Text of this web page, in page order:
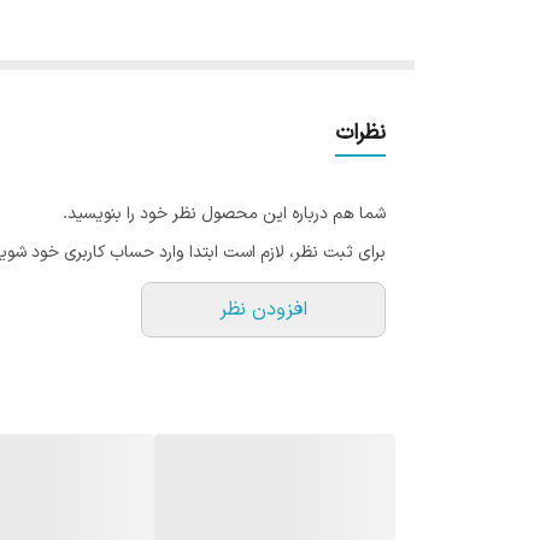
نظرات
شما هم درباره این محصول نظر خود را بنویسید.
برای ثبت نظر، لازم است ابتدا وارد حساب کاربری خود
افزودن نظر